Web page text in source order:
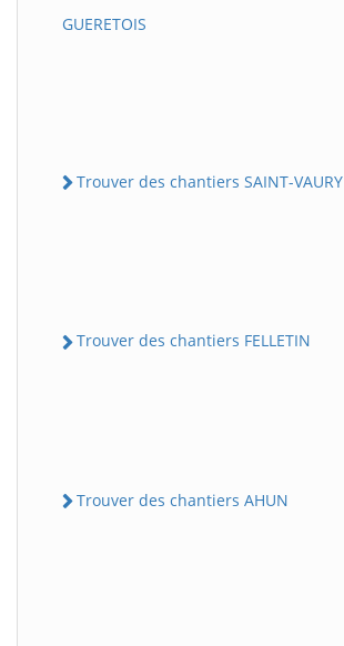
GUERETOIS
Trouver des chantiers SAINT-VAURY
Trouver des chantiers FELLETIN
Trouver des chantiers AHUN